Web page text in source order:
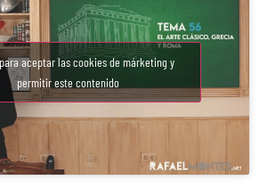
aceptar las cookies de márketing y
permitir este contenido